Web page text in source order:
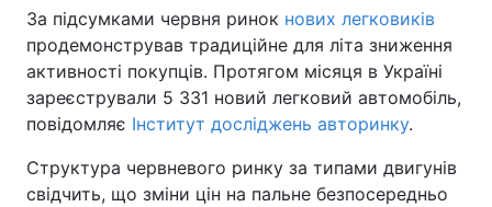
За підсумками червня ринок нових легковиків
продемонстрував традиційне для літа зниження
активності покупців. Протягом місяця в Україні
зареєстрували 5 331 новий легковий автомобіль,
повідомляє Інститут досліджень авторинку.
Структура червневого ринку за типами двигунів
свідчить, що зміни цін на пальне безпосередньо